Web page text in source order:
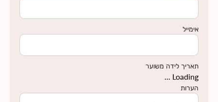
אימייל
תאריך לידה משוער
Loading ...
הערות